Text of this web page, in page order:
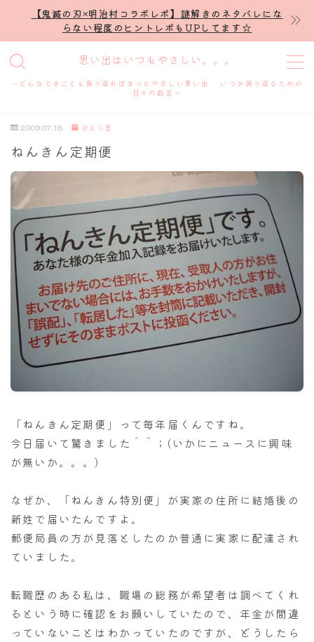
【鬼滅の刃×明治村コラボレポ】謎解きのネタバレにな
らない程度のヒントレポもUPしてます☆
思い出はいつもやさしい。。。
～どんなできごとも振り返ればきっとやさしい思い出 いつか振り返るための
日々の戯言～
MENU
プロフィール
謎解き
ホテル滞在記
舞台・ライブ
名古屋
ナナちゃん人形
2009.07.16 ひとり言
ねんきん定期便
「ねんきん定期便」って毎年届くんですね。
今日届いて驚きました＾＾；(いかにニュースに興味
が無いか。。。)
なぜか、「ねんきん特別便」が実家の住所に結婚後の
新姓で届いたんですよ。
郵便局員の方が見落としたのか普通に実家に配達され
ていました。
転職歴のある私は、職場の総務が希望者は調べてくれ
るという時に確認をお願いしていたので、年金が間違
っていないことはわかっていたのですが、どうしたら